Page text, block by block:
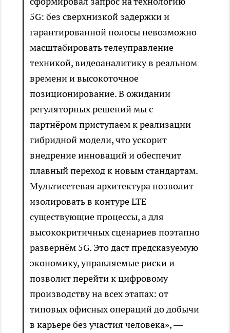
5G: без сверхнизкой задержки и
гарантированной полосы невозможно
масштабировать телеуправление
техникой, видеоаналитику в реальном
времени и высокоточное
позиционирование. В ожидании
регуляторных решений мы с
партнёром приступаем к реализации
гибридной модели, что ускорит
внедрение инноваций и обеспечит
плавный переход к новым стандартам.
Мультисетевая архитектура позволит
изолировать в контуре LTE
существующие процессы, а для
высококритичных сценариев поэтапно
развернём 5G. Это даст предсказуемую
экономику, управляемые риски и
позволит перейти к цифровому
производству на всех этапах: от
типовых офисных операций до добычи
в карьере без участия человека», —